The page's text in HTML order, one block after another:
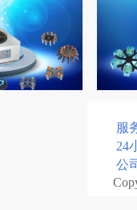
公司
服务
24小
公司邮